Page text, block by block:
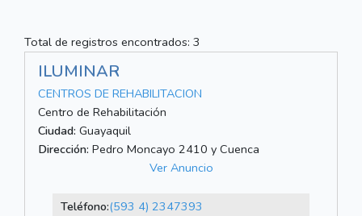
Total de registros encontrados: 3
ILUMINAR
CENTROS DE REHABILITACION
Centro de Rehabilitación
Ciudad: Guayaquil
Dirección: Pedro Moncayo 2410 y Cuenca
Ver Anuncio
Teléfono:(593 4) 2347393